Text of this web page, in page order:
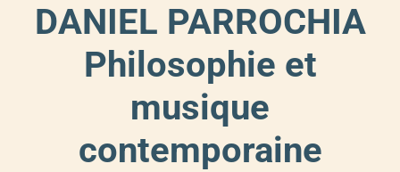
DANIEL PARROCHIA
Philosophie et
musique
contemporaine